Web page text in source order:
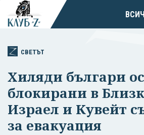
СВЕТЪТ
Хиляди българи
блокирани в
Израел и Кувейт
за евакуация